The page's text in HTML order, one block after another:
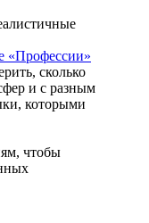
«Профессии»
сколько
и с разным
которыми
чтобы